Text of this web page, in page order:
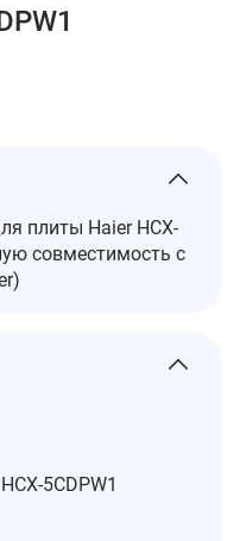
плиты Haier HCX-
совместимость с
HCX-5CDPW1